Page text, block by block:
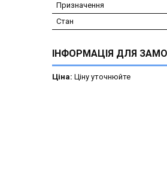
Призначення
Стан
ІНФОРМАЦІЯ ДЛЯ
Ціна: Ціну уточнюйте